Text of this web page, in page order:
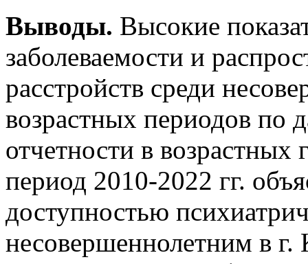
Выводы. Высокие
заболеваемости и
расстройств среди
возрастных периодов по
отчетности в возрастных
период 2010-2022 гг.
доступностью
несовершеннолетним в